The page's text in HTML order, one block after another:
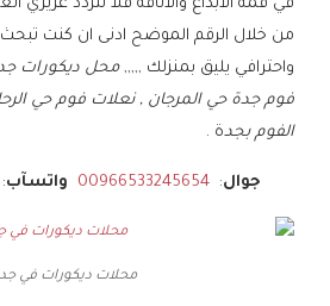
في قمة الابداع والاناقة فلا تتردد عزيزي
من خلال الرقم الموضح ادنى ان كنت
واحترافي يليق بمنزلك ,,,,,محل ديكورات
فوم جدة حي المرجان , نعلات فوم حي
الفوم بجدة .
جوال:
00966533245654 واتسآب:
محلات ديكورات في